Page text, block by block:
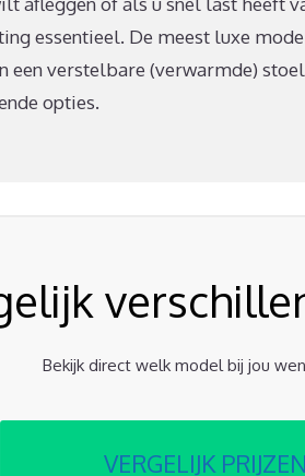
essentieel. De meest luxe
een verstelbare (verwarmde)
opties.
Bekijk direct welk model bij jou
VERGELIJK PRIJZEN